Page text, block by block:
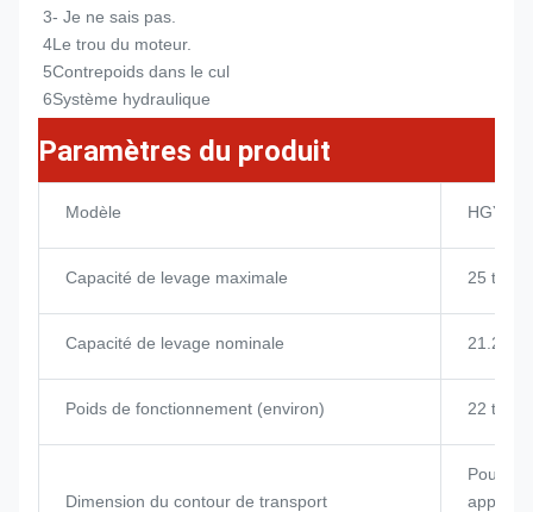
3- Je ne sais pas.
4Le trou du moteur.
5Contrepoids dans le cul
6Système hydraulique
Paramètres du produit
Modèle HGY20
Capacité de levage maximale 25
Capacité de levage nominale 21.25
Poids de fonctionnement (environ) 22
Dimension du contour de transport
Pour les